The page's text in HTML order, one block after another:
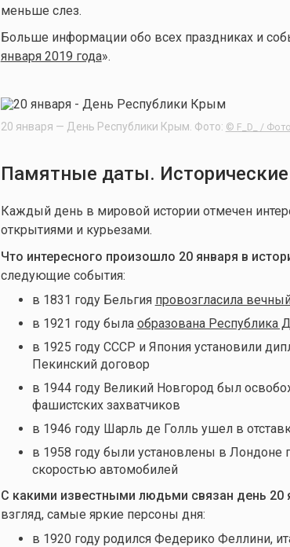
меньше слез.
Больше информации обо всех праздниках и
января 2019 года».
20 января — День Республики Крым. Фото: © F_D_ /
Памятные даты.
Каждый день в мировой истории отмечен
открытиями и курьезами.
Что интересного произошло 20 января в
следующие события:
в 1831 году Бельгия провозгласила
в 1921 году была образована Республика
в 1925 году СССР и Япония установили
Пекинский договор
в 1944 году Великий Новгород был
фашистских захватчиков
в 1946 году Шарль де Голль ушел в
в 1958 году были установлены в Лондоне
скоростью автомобилей
С какими известными людьми связан день 20
взгляд, самые яркие персоны дня:
в 1920 году родился Федерико Феллини,